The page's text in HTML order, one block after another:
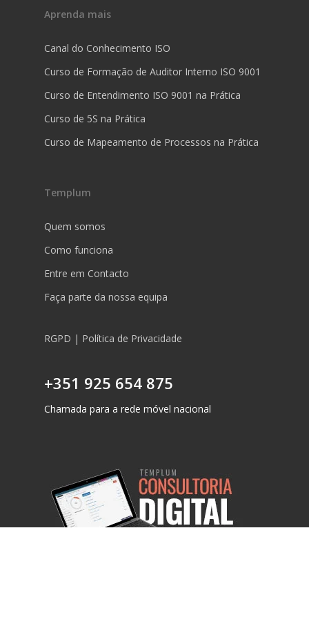
Aprenda mais
Canal do Conhecimento ISO
Curso de Formação de Auditor Interno ISO 9001
Curso de Entendimento ISO 9001 na Prática
Curso de 5S na Prática
Curso de Mapeamento de Processos na Prática
Templum
Quem somos
Como funciona
Entre em Contacto
Faça parte da nossa equipa
RGPD | Política de Privacidade
+351 925 654 875
Chamada para a rede móvel nacional